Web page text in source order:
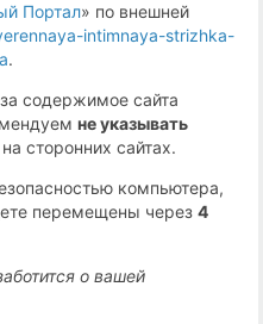
Портал» по внешней
intimnaya-strizhka-
.
содержимое сайта
не указывать
сторонних сайтах.
компьютера,
перемещены через3
о вашей